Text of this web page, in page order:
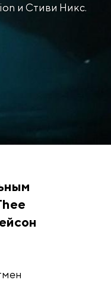
и Стиви Никс.